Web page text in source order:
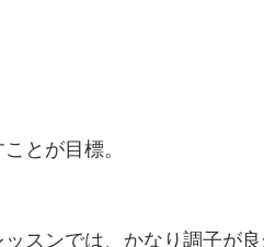
とが目標。
スンでは、かなり調子が